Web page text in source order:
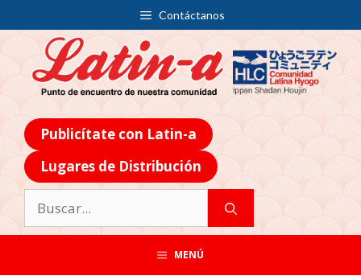
Contáctanos
Publicítate con Latin-a
Lugares de Distribución
MENÚ